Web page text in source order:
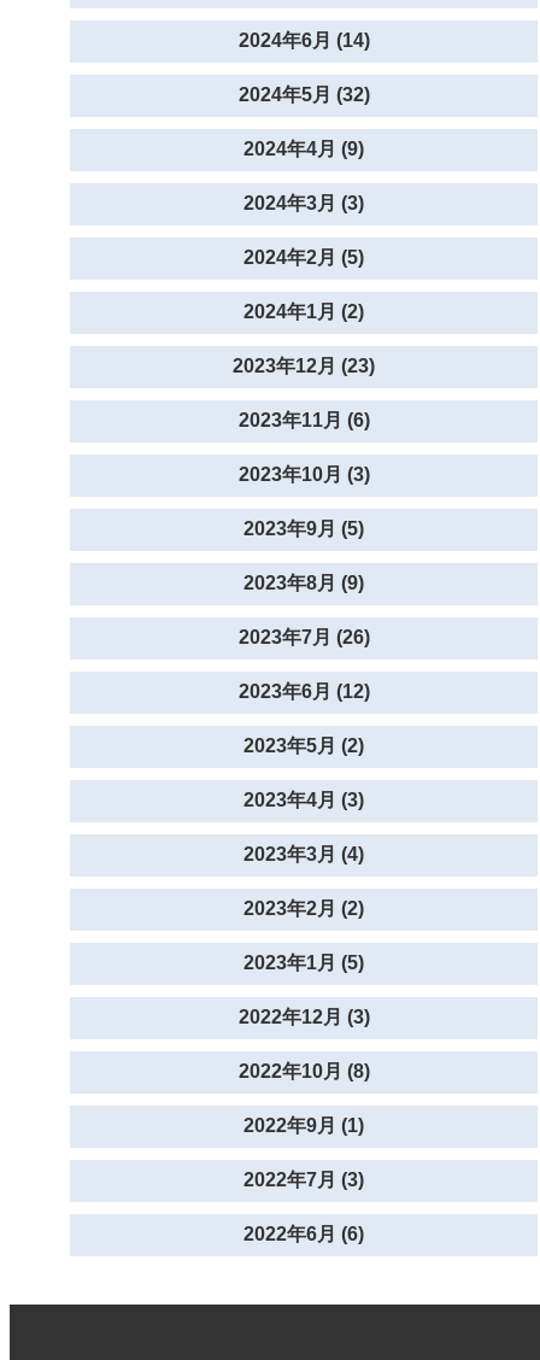
2024年6月 (14)
2024年5月 (32)
2024年4月 (9)
2024年3月 (3)
2024年2月 (5)
2024年1月 (2)
2023年12月 (23)
2023年11月 (6)
2023年10月 (3)
2023年9月 (5)
2023年8月 (9)
2023年7月 (26)
2023年6月 (12)
2023年5月 (2)
2023年4月 (3)
2023年3月 (4)
2023年2月 (2)
2023年1月 (5)
2022年12月 (3)
2022年10月 (8)
2022年9月 (1)
2022年7月 (3)
2022年6月 (6)